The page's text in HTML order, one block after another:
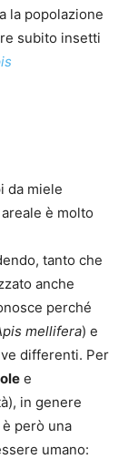
la popolazione
subito insetti
da miele
è molto
tanto che
anche
perché
mellifera) e
differenti. Per
e
in genere
però una
umano: